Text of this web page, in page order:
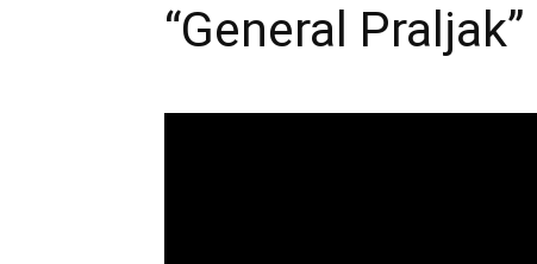
“General Praljak”